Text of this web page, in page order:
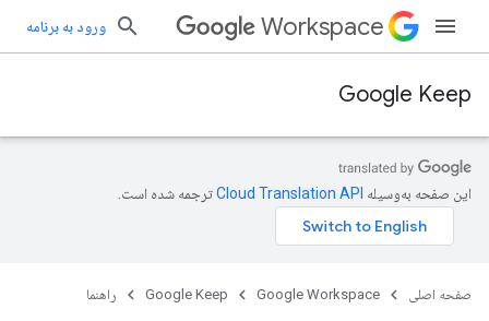
Workspace ورود به برنامه
Google Keep
این صفحه به‌وسیله ترجمه شده است.
صفحه اصلی Google Workspace
Google Keep راهنما